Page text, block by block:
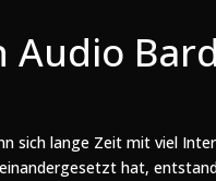
Audio
sich lange Zeit mit viel
hat,